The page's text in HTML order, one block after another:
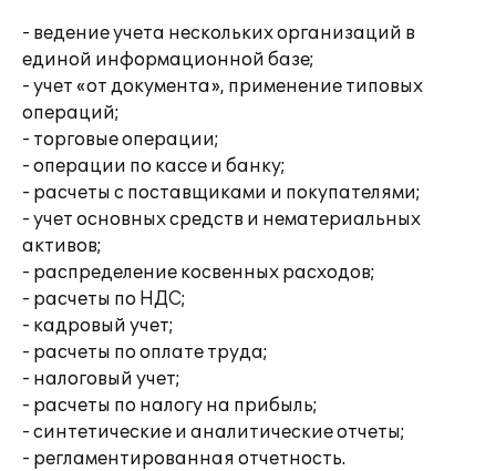
- ведение учета нескольких организаций в
единой информационной базе;
- учет «от документа», применение типовых
операций;
- торговые операции;
- операции по кассе и банку;
- расчеты с поставщиками и покупателями;
- учет основных средств и нематериальных
активов;
- распределение косвенных расходов;
- расчеты по НДС;
- кадровый учет;
- расчеты по оплате труда;
- налоговый учет;
- расчеты по налогу на прибыль;
- синтетические и аналитические отчеты;
- регламентированная отчетность.